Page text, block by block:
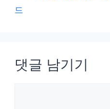
드
댓글 남기기